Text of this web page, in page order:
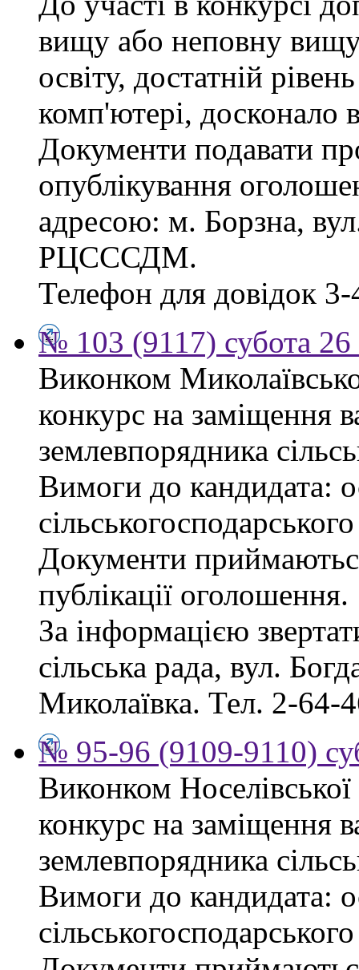
вищу або неповну вищу
освіту, достатній
комп'ютері, досконало
Документи подавати
опублікування
адресою: м. Борзна,
РЦСССДМ.
Телефон для довідок
№ 103 (9117) субота 26
Виконком
конкурс на заміщення
землевпорядника
Вимоги до кандидата:
Документи
публікації оголошення.
За інформацією
сільська рада, вул.
Миколаївка. Тел. 2-64-
№ 95-96 (9109-9110)
Виконком
конкурс на заміщення
землевпорядника
Вимоги до кандидата: